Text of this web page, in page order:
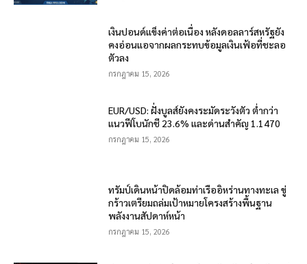
เงินปอนด์แข็งค่าต่อเนื่อง หลังดอลลาร์สหรัฐยัง
คงอ่อนแอจากผลกระทบข้อมูลเงินเฟ้อที่ชะลอ
ตัวลง
กรกฎาคม 15, 2026
EUR/USD: ฝั่งบูลส์ยังคงระมัดระวังตัว ต่ำกว่า
แนวฟีโบนักชี 23.6% และด่านสำคัญ 1.1470
กรกฎาคม 15, 2026
ทรัมป์เดินหน้าปิดล้อมท่าเรืออิหร่านทางทะเล ขู่
กร้าวเตรียมถล่มเป้าหมายโครงสร้างพื้นฐาน
พลังงานสัปดาห์หน้า
กรกฎาคม 15, 2026